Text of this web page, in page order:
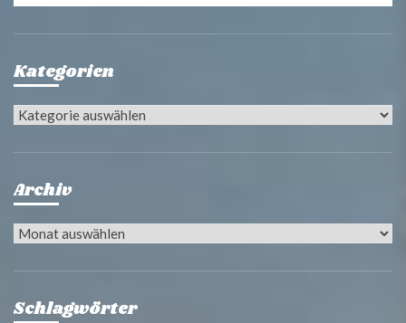
Kategorien
Kategorien
Archiv
Archiv
Schlagwörter